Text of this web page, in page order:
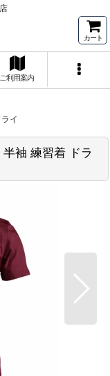
カート
ご利用案内
イ
袖 練習着 ドラ